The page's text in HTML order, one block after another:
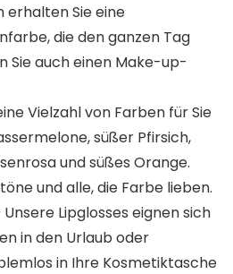
erhalten Sie eine
die den ganzen Tag
Sie auch einen Make-up-
Vielzahl von Farben für Sie
süßer Pfirsich,
und süßes Orange.
und alle, die Farbe lieben.
Unsere Lipglosses eignen sich
in den Urlaub oder
in Ihre Kosmetiktasche